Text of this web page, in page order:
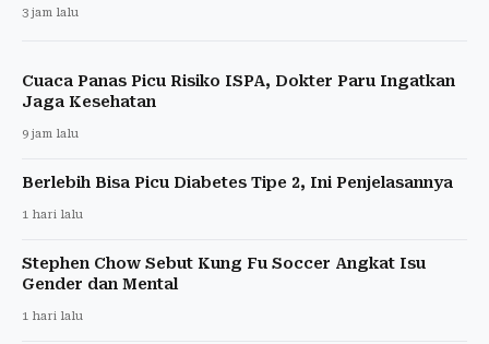
3 jam lalu
Cuaca Panas Picu Risiko ISPA, Dokter Paru Ingatkan
Jaga Kesehatan
9 jam lalu
Berlebih Bisa Picu Diabetes Tipe 2, Ini Penjelasannya
1 hari lalu
Stephen Chow Sebut Kung Fu Soccer Angkat Isu
Gender dan Mental
1 hari lalu